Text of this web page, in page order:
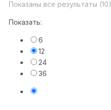
Показаны все результаты (10)
Показать:
6
12
24
36